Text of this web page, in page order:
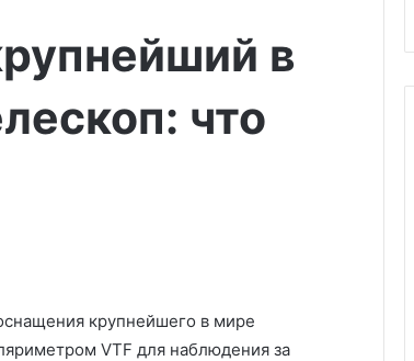
в
что
крупнейшего в мире
VTF для наблюдения за